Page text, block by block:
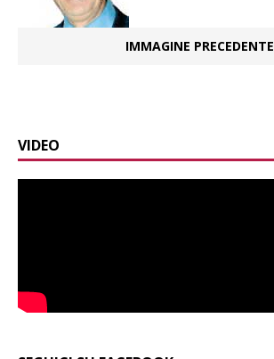
IMMAGINE PRECEDENTE
VIDEO